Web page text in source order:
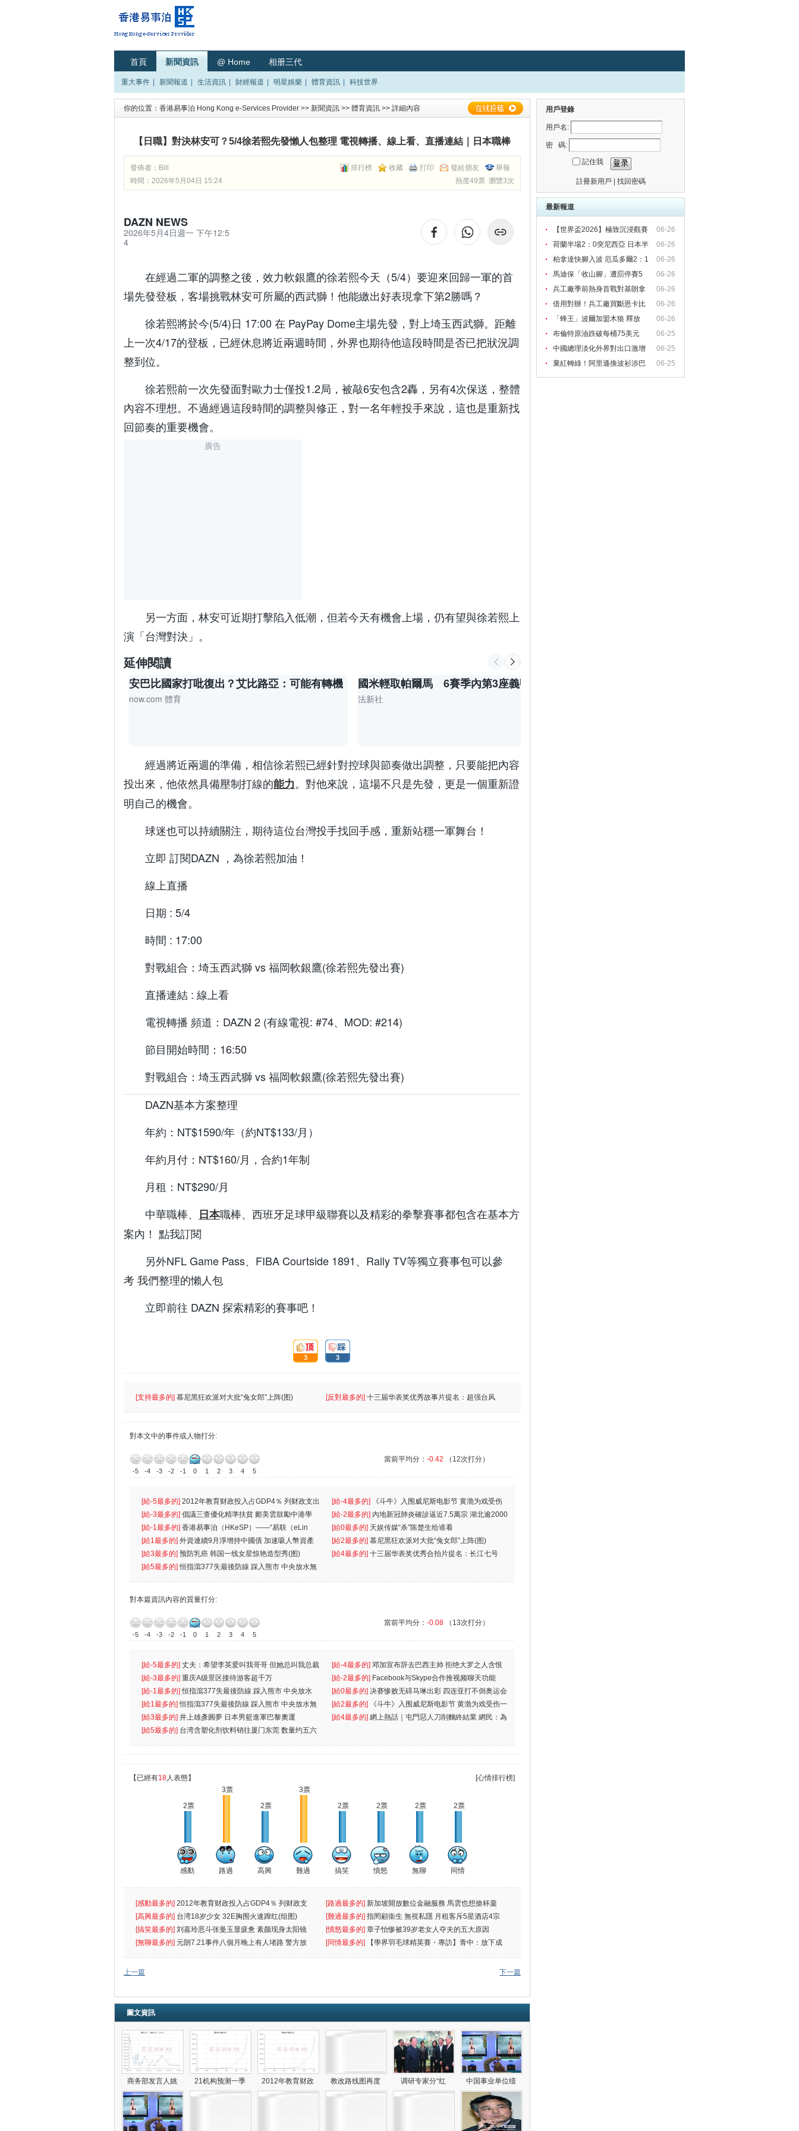
首頁 新聞資訊 @ Home 相册三代
重大事件 新聞報道 生活資訊 財經報道 明星娛樂 體育資訊 科技世界
你的位置： 香港易事泊 Hong Kong e-Services Provider >> 新聞資訊 >> 體育資訊 >> 詳細內容
【日職】對決林安可？5/4徐若熙先發懶人包整理 電視轉播、線上看、直播連結｜日本職棒
排行榜 收藏 打印 發給朋友 舉報
發佈者： Bill
熱度49票 瀏覽3次
時間：2026年5月04日 15:24
DAZN NEWS
2026年5月4日週一 下午12:5
4
在經過二軍的調整之後，效力軟銀鷹的徐若熙今天（5/4）要迎來回歸一軍的首
場先發登板，客場挑戰林安可所屬的西武獅！他能繳出好表現拿下第2勝嗎？
徐若熙將於今(5/4)日 17:00 在 PayPay Dome主場先發，對上埼玉西武獅。距離
上一次4/17的登板，已經休息將近兩週時間，外界也期待他這段時間是否已把狀況調
整到位。
徐若熙前一次先發面對歐力士僅投1.2局，被敲6安包含2轟，另有4次保送，整體
內容不理想。不過經過這段時間的調整與修正，對一名年輕投手來說，這也是重新找
回節奏的重要機會。
廣告
另一方面，林安可近期打擊陷入低潮，但若今天有機會上場，仍有望與徐若熙上
演「台灣對決」。
延伸閱讀
安巴比國家打吡復出？艾比路亞：可能有轉機
now.com 體育
國米輕取帕爾馬 6賽季內第3座義甲冠軍到手
法新社
經過將近兩週的準備，相信徐若熙已經針對控球與節奏做出調整，只要能把內容
投出來，他依然具備壓制打線的能力。對他來說，這場不只是先發，更是一個重新證
明自己的機會。
球迷也可以持續關注，期待這位台灣投手找回手感，重新站穩一軍舞台！
立即 訂閱DAZN ，為徐若熙加油！
線上直播
日期 : 5/4
時間 : 17:00
對戰組合：埼玉西武獅 vs 福岡軟銀鷹(徐若熙先發出賽)
直播連結 : 線上看
電視轉播 頻道：DAZN 2 (有線電視: #74、MOD: #214)
節目開始時間：16:50
對戰組合：埼玉西武獅 vs 福岡軟銀鷹(徐若熙先發出賽)
DAZN基本方案整理
年約：NT$1590/年（約NT$133/月）
年約月付：NT$160/月，合約1年制
月租：NT$290/月
中華職棒、 日本職棒、西班牙足球甲級聯賽以及精彩的拳擊賽事都包含在基本方
案內！ 點我訂閱
另外NFL Game Pass、FIBA Courtside 1891、Rally TV等獨立賽事包可以參
考 我們整理的懶人包
立即前往 DAZN 探索精彩的賽事吧！
頂:
3
踩:
3
[支持最多的] 慕尼黑狂欢派对大批“兔女郎”上阵(图) [反對最多的] 十三届华表奖优秀故事片提名：超强台风
對本文中的事件或人物打分:
-5 -4 -3 -2 -1 0 1 2 3 4 5
當前平均分： -0.42 （12次打分）
[給-5最多的] 2012年教育财政投入占GDP4％ 列财政支出
首位
[給-4最多的]
《斗牛》入围威尼斯电影节 黄渤为戏受伤
一
[給-3最多的] 倡議三查優化精準扶貧 鄺美雲鼓勵中港學
生
[給-2最多的] 內地新冠肺炎確診逼近7.5萬宗 湖北逾2000
人
[給-1最多的] 香港易事泊（HKeSP）——“易联（eLin
k）”项目
[給0最多的] 天娱传媒“杀”陈楚生给谁看
[給1最多的] 外資連續9月淨增持中國債 加速吸人幣資產 [給2最多的] 慕尼黑狂欢派对大批“兔女郎”上阵(图)
[給3最多的] 预防乳癌 韩国一线女星惊艳造型秀(图) [給4最多的] 十三届华表奖优秀合拍片提名：长江七号
[給5最多的]恒指瀉377失最後防線 踩入熊市 中央放水無
對本篇資訊內容的質量打分:
-5 -4 -3 -2 -1 0 1 2 3 4 5
當前平均分： -0.08 （13次打分）
[給-5最多的] 丈夫：希望李英爱叫我哥哥 但她总叫我总裁
先
[給-4最多的] 邓加宣布辞去巴西主帅 拒绝大罗之人含恨
离
[給-3最多的] 重庆A级景区接待游客超千万 [給-2最多的] Facebook与Skype合作推视频聊天功能
[給-1最多的]恒指瀉377失最後防線 踩入熊市 中央放水
無
[給0最多的] 决赛惨败无碍马琳出彩 四连亚打不倒奥运会
[給1最多的]恒指瀉377失最後防線 踩入熊市 中央放水無 [給2最多的]
《斗牛》入围威尼斯电影节 黄渤为戏受伤一
[給3最多的] 井上雄彥圓夢 日本男籃進軍巴黎奧運 [給4最多的] 網上熱話｜屯門惡人刀削麵終結業 網民：為
[給5最多的] 台湾含塑化剂饮料销往厦门东莞 数量约五六
[心情排行榜]
【已經有18人表態】
2票
感動
3票
路過
2票
高興
3票
難過
2票
搞笑
2票
憤怒
2票
無聊
2票
同情
[感動最多的] 2012年教育财政投入占GDP4％ 列财政支
出首位
[路過最多的] 新加坡開放數位金融服務 馬雲也想搶杯羹
[高興最多的] 台湾18岁少女 32E胸围火速蹿红(组图) [難過最多的] 指罔顧衞生 無視私隱 月租客斥5星酒店4宗
罪
[搞笑最多的] 刘嘉玲恶斗张曼玉显疲惫 素颜现身太阳镜
遮
[憤怒最多的] 章子怡惨被39岁老女人夺夫的五大原因
[無聊最多的] 元朗7.21事件八個月晚上有人堵路 警方放
催
[同情最多的]
【學界羽毛球精英賽・專訪】青中：放下成
敗
上一篇
下一篇
圖文資訊
商务部发言人姚 21机构预测一季 2012年教育财政 教改路线图再度 调研专家分“红 中国事业单位绩
用戶登錄
用戶名:
密 碼:
記住我
註冊新用戶 找回密碼
最新報道
06-26
【世界盃2026】極致沉浸觀賽
06-26
荷蘭半場2：0突尼西亞 日本半
06-26
柏拿達快腳入波 厄瓜多爾2：1
06-26
馬迪保「收山腳」遭罰停賽5
06-26
兵工廠季前熱身首戰對基朗拿
06-26
借用對辦！兵工廠買斷恩卡比
亞
06-26
「蜂王」波爾加盟木狼 釋放
06-25
布倫特原油跌破每桶75美元
06-25
中國總理淡化外界對出口激增
06-25
棄紅轉綠！阿里遜換波衫涉巴
西